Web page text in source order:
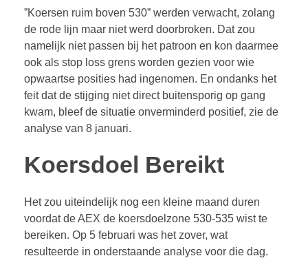
”Koersen ruim boven 530” werden verwacht, zolang
de rode lijn maar niet werd doorbroken. Dat zou
namelijk niet passen bij het patroon en kon daarmee
ook als stop loss grens worden gezien voor wie
opwaartse posities had ingenomen. En ondanks het
feit dat de stijging niet direct buitensporig op gang
kwam, bleef de situatie onverminderd positief, zie de
analyse van 8 januari.
Koersdoel Bereikt
Het zou uiteindelijk nog een kleine maand duren
voordat de AEX de koersdoelzone 530-535 wist te
bereiken. Op 5 februari was het zover, wat
resulteerde in onderstaande analyse voor die dag.